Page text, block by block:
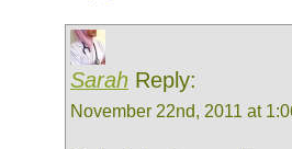
Sarah Reply:
November 22nd, 2011 at